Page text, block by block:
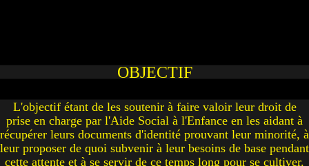
OBJECTIF
L'objectif étant de les soutenir à faire valoir leur droit de
prise en charge par l'Aide Social à l'Enfance en les aidant à
récupérer leurs documents d'identité prouvant leur minorité, à
leur proposer de quoi subvenir à leur besoins de base pendant
cette attente et à se servir de ce temps long pour se cultiver.